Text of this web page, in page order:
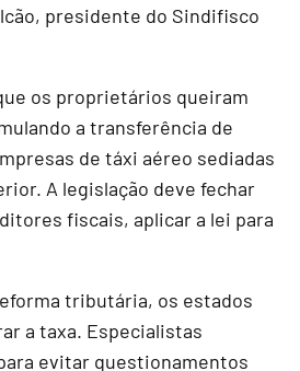
presidente do Sindifisco
os proprietários queiram
a transferência de
de táxi aéreo sediadas
A legislação deve fechar
fiscais, aplicar a lei para
tributária, os estados
a taxa. Especialistas
evitar questionamentos